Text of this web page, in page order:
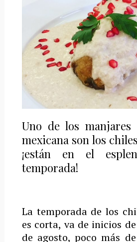
Uno de los
mexicana son los
¡están en el
temporada!
La temporada de los
es corta, va de inicios
de agosto, poco más